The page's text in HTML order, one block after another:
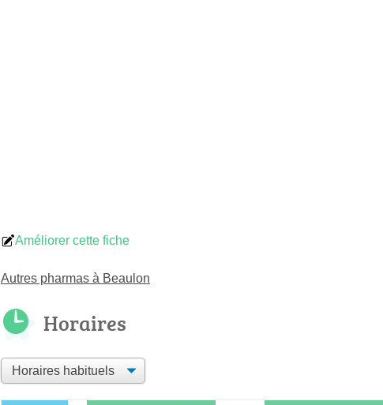
Améliorer cette fiche
Autres pharmas à Beaulon
Horaires